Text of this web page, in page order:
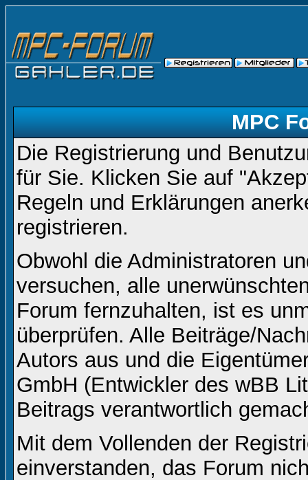
MPC
Die Registrierung und
für Sie. Klicken Sie auf
Regeln und Erklärungen
registrieren.
Obwohl die Administratoren
versuchen, alle
Forum fernzuhalten, ist es
überprüfen. Alle Beiträge/
Autors aus und die
GmbH (Entwickler des wBB
Beitrags verantwortlich
Mit dem Vollenden der
einverstanden, das Forum